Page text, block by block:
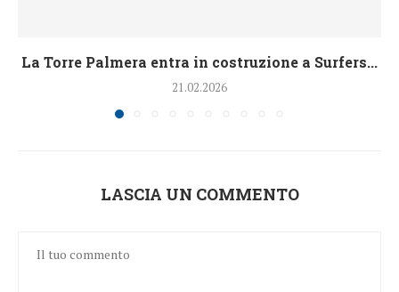
La Torre Palmera entra in costruzione a Surfers...
21.02.2026
LASCIA UN COMMENTO